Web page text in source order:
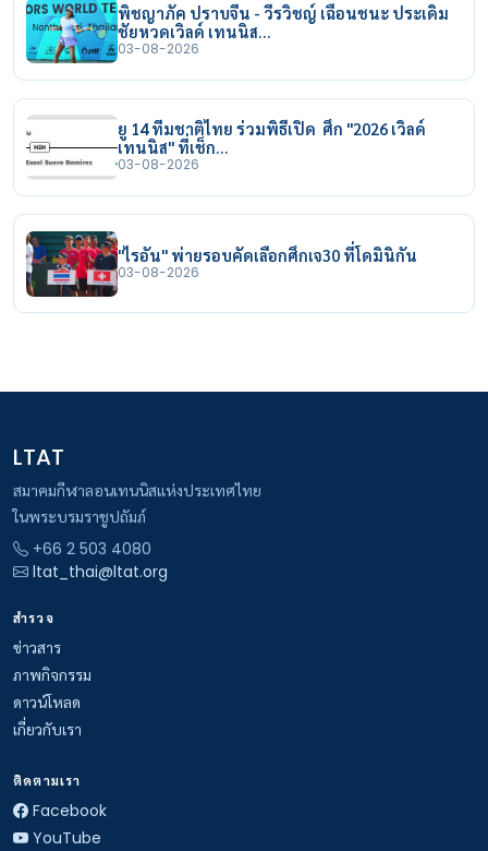
พิชญาภัค ปราบจีน - วีรวิชญ์ เฉือนชนะ ประเดิม
ชัยหวดเวิลด์ เทนนิส…
03-08-2026
ยู 14 ทีมชาติไทย ร่วมพิธีเปิด ศึก "2026 เวิลด์
เทนนิส" ที่เช็ก…
03-08-2026
"ไรอัน" พ่ายรอบคัดเลือกศึกเจ30 ที่โดมินิกัน
03-08-2026
LTAT
สมาคมกีฬาลอนเทนนิสแห่งประเทศไทย
ในพระบรมราชูปถัมภ์
+66 2 503 4080
ltat_thai@ltat.org
สำรวจ
ข่าวสาร
ภาพกิจกรรม
ดาวน์โหลด
เกี่ยวกับเรา
ติดตามเรา
Facebook
YouTube